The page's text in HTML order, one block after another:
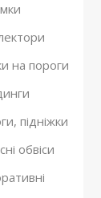
на пороги
підніжки
обвіси